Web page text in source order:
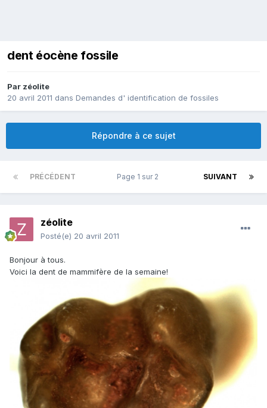
dent éocène fossile
Par zéolite
20 avril 2011 dans Demandes d' identification de fossiles
Répondre à ce sujet
PRÉCÉDENT SUIVANT
Page 1 sur 2
zéolite
Posté(e) 20 avril 2011
Bonjour à tous.
Voici la dent de mammifère de la semaine!